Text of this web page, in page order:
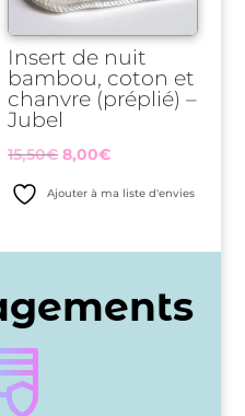
Insert de nuit
bambou, coton et
chanvre (préplié) –
Jubel
15,50€ Le
8,00€Le
Ajouter à ma liste d'envies